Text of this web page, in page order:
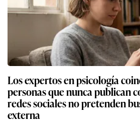
Los expertos en psicología
personas que nunca publican
redes sociales no pretenden
externa